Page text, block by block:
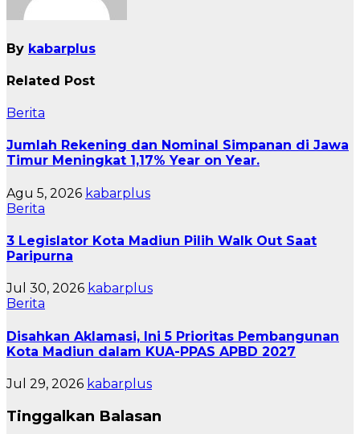
By kabarplus
Related Post
Berita
Jumlah Rekening dan Nominal Simpanan di Jawa
Timur Meningkat 1,17% Year on Year.
Agu 5, 2026 kabarplus
Berita
3 Legislator Kota Madiun Pilih Walk Out Saat
Paripurna
Jul 30, 2026 kabarplus
Berita
Disahkan Aklamasi, Ini 5 Prioritas Pembangunan
Kota Madiun dalam KUA-PPAS APBD 2027
Jul 29, 2026 kabarplus
Tinggalkan Balasan